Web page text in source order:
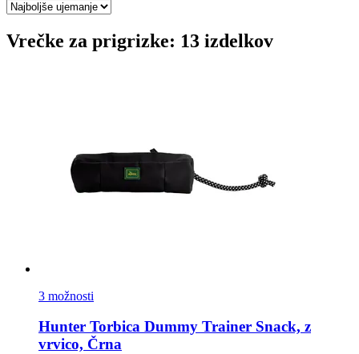
Vrečke za prigrizke: 13 izdelkov
3 možnosti
Hunter Torbica Dummy Trainer Snack, z
vrvico, Črna